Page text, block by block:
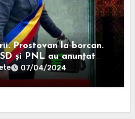
Prostovan la borcan.
și PNL au anunțat
degeaba blanaursului
07/04/2024